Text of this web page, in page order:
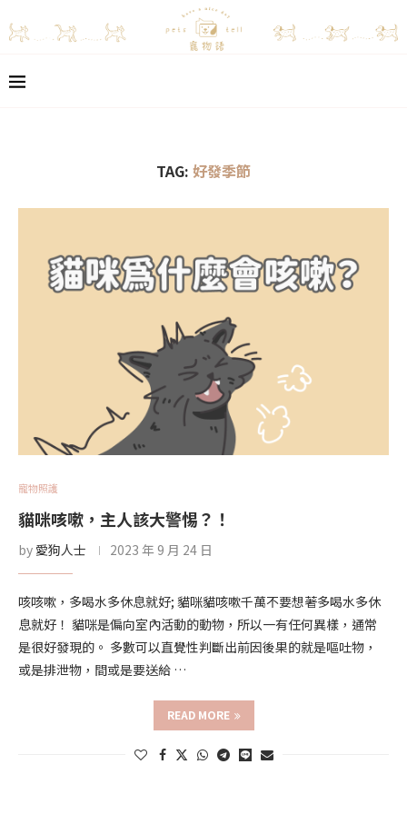
TAG: 好發季節
寵物照護
貓咪咳嗽，主人該大警惕？！
by 愛狗人士 2023 年 9 月 24 日
咳咳嗽，多喝水多休息就好; 貓咪貓咳嗽千萬不要想著多喝水多休
息就好！ 貓咪是偏向室內活動的動物，所以一有任何異樣，通常
是很好發現的。 多數可以直覺性判斷出前因後果的就是嘔吐物，
或是排泄物，間或是要送給 …
READ MORE